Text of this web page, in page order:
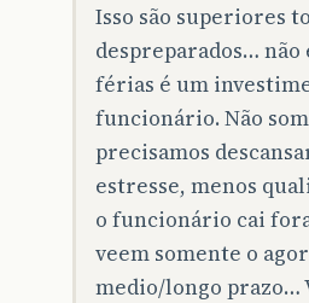
Isso são superiores
despreparados… não
férias é um
funcionário. Não
precisamos
estresse, menos
o funcionário cai
veem somente o
medio/longo prazo…